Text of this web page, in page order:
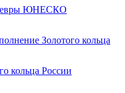
ЮНЕСКО
Золотого кольца
кольца России